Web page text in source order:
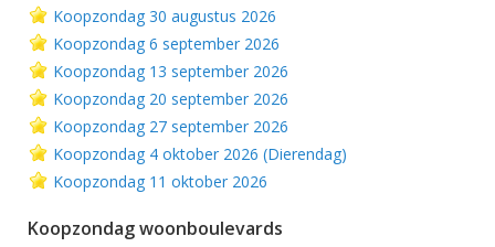
Koopzondag 30 augustus 2026
Koopzondag 6 september 2026
Koopzondag 13 september 2026
Koopzondag 20 september 2026
Koopzondag 27 september 2026
Koopzondag 4 oktober 2026 (Dierendag)
Koopzondag 11 oktober 2026
Koopzondag woonboulevards